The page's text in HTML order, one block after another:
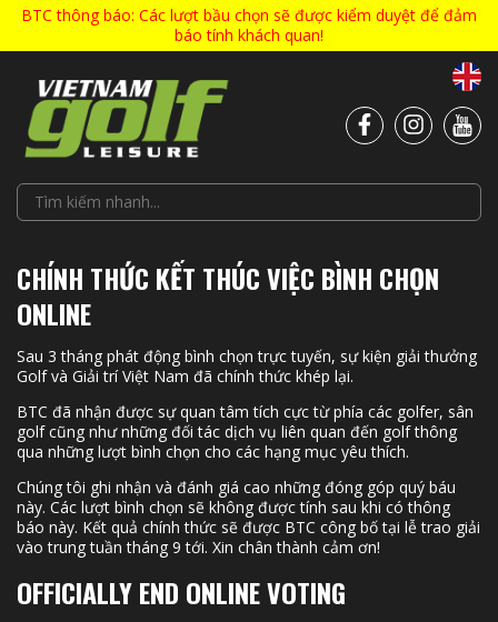
BTC thông báo: Các lượt bầu chọn sẽ được kiểm duyệt để đảm
báo tính khách quan!
CHÍNH THỨC KẾT THÚC VIỆC BÌNH CHỌN
ONLINE
Sau 3 tháng phát động bình chọn trực tuyến, sự kiện giải thưởng
Golf và Giải trí Việt Nam đã chính thức khép lại.
BTC đã nhận được sự quan tâm tích cực từ phía các golfer, sân
golf cũng như những đối tác dịch vụ liên quan đến golf thông
qua những lượt bình chọn cho các hạng mục yêu thích.
Chúng tôi ghi nhận và đánh giá cao những đóng góp quý báu
này. Các lượt bình chọn sẽ không được tính sau khi có thông
báo này. Kết quả chính thức sẽ được BTC công bố tại lễ trao giải
vào trung tuần tháng 9 tới. Xin chân thành cảm ơn!
OFFICIALLY END ONLINE VOTING